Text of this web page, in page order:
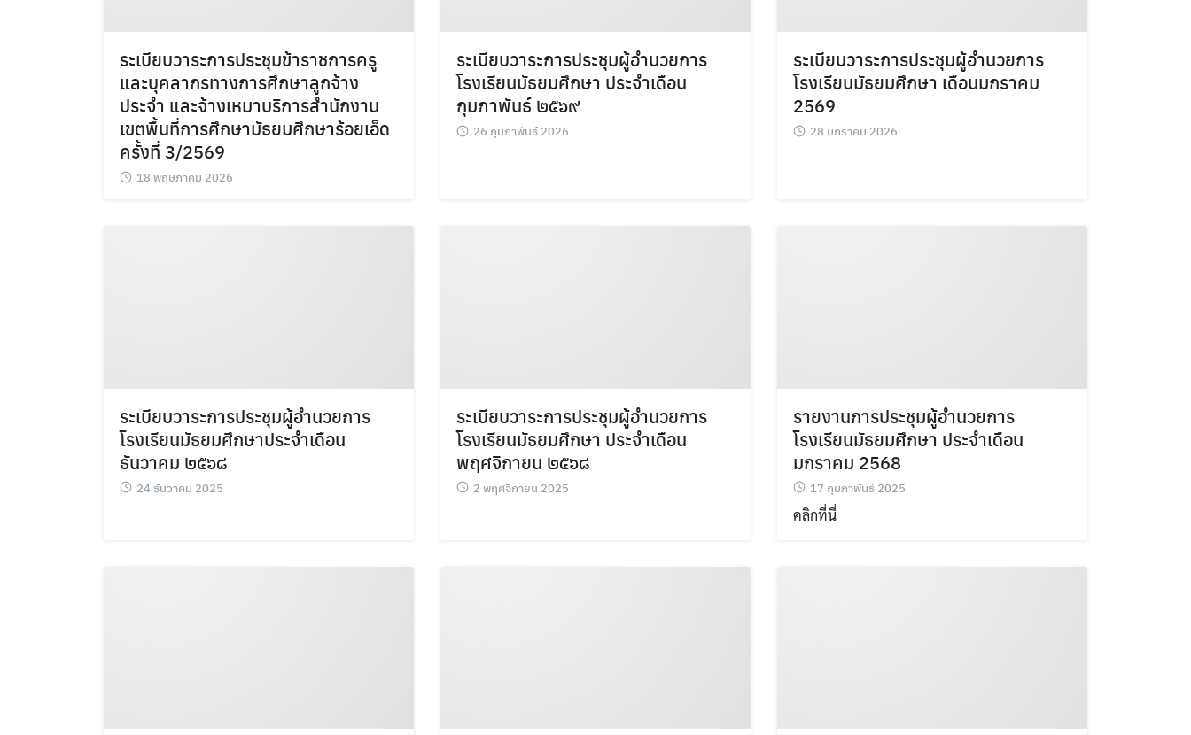
Search
ระเบียบวาระการประชุมข้าราชการครู
และบุคลากรทางการศึกษาลูกจ้าง
ประจำ และจ้างเหมาบริการสำนักงาน
เขตพื้นที่การศึกษามัธยมศึกษาร้อยเอ็ด
ครั้งที่ 3/2569
18 พฤษภาคม 2026
ระเบียบวาระการประชุมผู้อำนวยการ
โรงเรียนมัธยมศึกษา ประจำเดือน
กุมภาพันธ์ ๒๕๖๙
26 กุมภาพันธ์ 2026
ระเบียบวาระการประชุมผู้อำนวยการ
โรงเรียนมัธยมศึกษา เดือนมกราคม
2569
28 มกราคม 2026
ระเบียบวาระการประชุมผู้อำนวยการ
โรงเรียนมัธยมศึกษาประจำเดือน
ธันวาคม ๒๕๖๘
24 ธันวาคม 2025
ระเบียบวาระการประชุมผู้อำนวยการ
โรงเรียนมัธยมศึกษา ประจำเดือน
พฤศจิกายน ๒๕๖๘
2 พฤศจิกายน 2025
รายงานการประชุมผู้อำนวยการ
โรงเรียนมัธยมศึกษา ประจำเดือน
มกราคม 2568
17 กุมภาพันธ์ 2025
คลิกที่นี่